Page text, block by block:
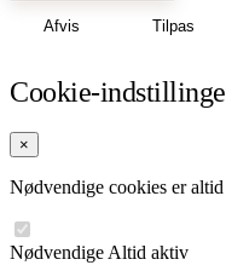
Afvis Tilpas
Cookie-
×
Nødvendige cookies er
Nødvendige Altid aktiv